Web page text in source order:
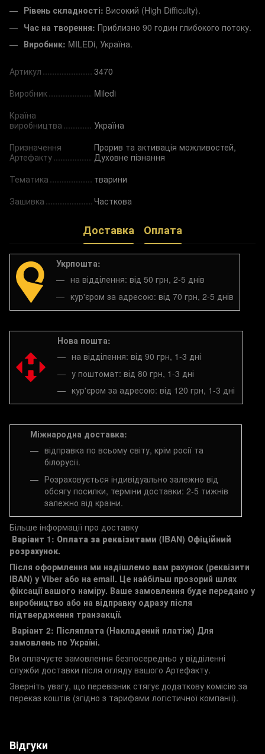
Рівень складності: Високий (High Difficulty).
Час на творення: Приблизно 90 годин глибокого потоку.
Виробник: MILEDi, Україна.
Артикул
3470
Виробник
Miledi
Країна
виробництва
Україна
Призначення
Артефакту
Прорив та активація можливостей,
Духовне пізнання
Тематика
тварини
Зашивка
Часткова
Доставка Оплата
Укрпошта:
на відділення: від 50 грн, 2-5 днів
кур'єром за адресою: від 70 грн, 2-5 днів
Нова пошта:
на відділення: від 90 грн, 1-3 дні
у поштомат: від 80 грн, 1-3 дні
кур'єром за адресою: від 120 грн, 1-3 дні
Міжнародна доставка:
відправка по всьому світу, крім росії та
білорусії.
Розраховується індивідуально залежно від
обсягу посилки, терміни доставки: 2-5 тижнів
залежно від країни.
Більше інформації про доставку
Варіант 1: Оплата за реквізитами (IBAN) Офіційний
розрахунок.
Після оформлення ми надішлемо вам рахунок (реквізити
IBAN) у Viber або на email. Це найбільш прозорий шлях
фіксації вашого наміру. Ваше замовлення буде передано у
виробництво або на відправку одразу після
підтвердження транзакції.
Варіант 2: Післяплата (Накладений платіж) Для
замовлень по Україні.
Ви оплачуєте замовлення безпосередньо у відділенні
служби доставки після огляду вашого Артефакту.
Зверніть увагу, що перевізник стягує додаткову комісію за
переказ коштів (згідно з тарифами логістичної компанії).
Відгуки